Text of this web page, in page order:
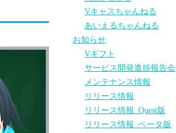
Vキャスちゃんねる
あいえるちゃんねる
お知らせ
Vギフト
サービス開発進捗報告会
メンテナンス情報
リリース情報
リリース情報_Quest版
リリース情報_ベータ版